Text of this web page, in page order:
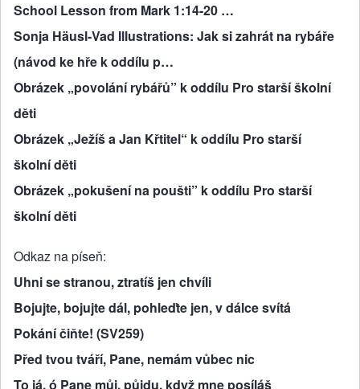
School Lesson from Mark 1:14-20 …
Sonja Häusl-Vad Illustrations: Jak si zahrát na rybáře
(návod ke hře k oddílu p…
Obrázek „povolání rybářů” k oddílu Pro starší školní
děti
Obrázek „Ježíš a Jan Křtitel“ k oddílu Pro starší
školní děti
Obrázek „pokušení na poušti” k oddílu Pro starší
školní děti
Odkaz na píseň
Uhni se stranou, ztratíš jen chvíli
Bojujte, bojujte dál, pohleďte jen, v dálce svítá
Pokání čiňte! (SV259)
Před tvou tváří, Pane, nemám vůbec nic
To já, ó Pane můj, půjdu, když mne posíláš